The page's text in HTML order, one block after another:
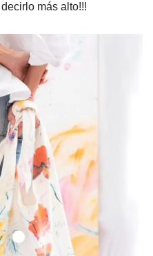
decirlo más alto!!!